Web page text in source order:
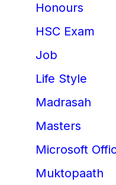
Honours
HSC Exam
Job
Life Style
Madrasah
Masters
Microsoft
Muktopaath